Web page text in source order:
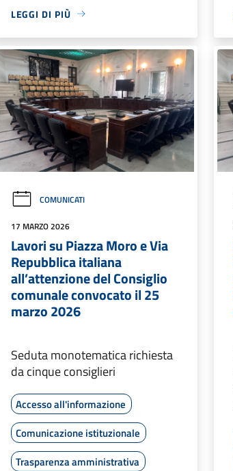
LEGGI DI PIÙ
COMUNICATI
17 MARZO 2026
Lavori su Piazza Moro e Via
Repubblica italiana
all’attenzione del Consiglio
comunale convocato il 25
marzo 2026
Seduta monotematica richiesta
da cinque consiglieri
Accesso all'informazione
Comunicazione istituzionale
Trasparenza amministrativa